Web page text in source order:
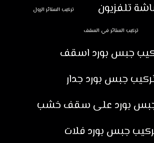
تلفزيون
تركيب الستائر الرول
تركيب الستائر في السقف
جبس بورد اسقف
جبس بورد جدار
جبس بورد على سقف خشب
جبس بورد فلات